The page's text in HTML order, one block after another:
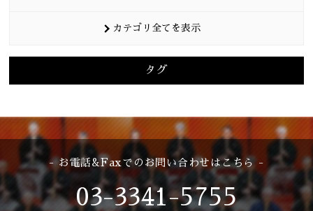
カテゴリ全てを表示
タグ
- お電話&Faxでのお問い合わせはこちら -
03-3341-5755